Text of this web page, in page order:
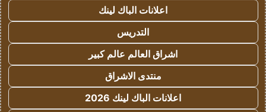
اعلانات الباك لينك
التدريس
اشراق العالم عالم كبير
منتدى الاشراق
اعلانات الباك لينك 2026